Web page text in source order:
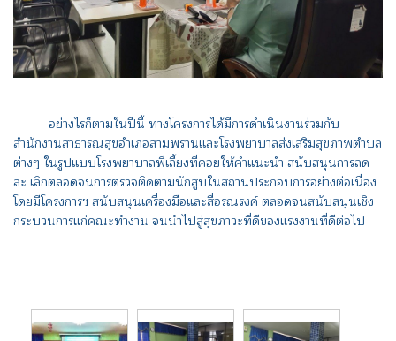
อย่างไรก็ตามในปีนี้ ทางโครงการได้มีการดำเนินงานร่วมกับ
สำนักงานสาธารณสุขอำเภอสามพรานและโรงพยาบาลส่งเสริมสุขภาพตำบล
ต่างๆ ในรูปแบบโรงพยาบาลพี่เลี้ยงที่คอยให้คำแนะนำ สนับสนุนการลด
ละ เลิกตลอดจนการตรวจติดตามนักสูบในสถานประกอบการอย่างต่อเนื่อง
โดยมีโครงการฯ สนับสนุนเครื่องมือและสื่อรณรงค์ ตลอดจนสนับสนุนเชิง
กระบวนการแก่คณะทำงาน จนนำไปสู่สุขภาวะที่ดีของแรงงานที่ดีต่อไป